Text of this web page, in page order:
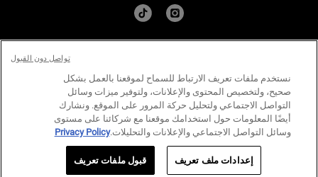
+ 168.00 ﷼ ― نفد من المخزون
© كيلز منذ عام ١٨٥١ | جميع الحقوق محفوظة.
سياسة الخصوصية الشروط والاحكام خارطة الموقع
نستخدم ملفات تعريف الارتباط للسماح لموقعنا بالعمل بشكل
صحيح، ولتخصيص المحتوى والإعلانات، ولتوفير ميزات وسائل
التواصل الاجتماعي ولتحليل حركة المرور على الموقع. ونشارك
أيضًا المعلومات حول استخدامك موقعنا مع شركائنا على مستوى
وسائل التواصل الاجتماعي والإعلانات والتحليلات.Privacy Policy
إعدادات ملف تعريف قبول ملفات تعريف
تواصل دون القبول